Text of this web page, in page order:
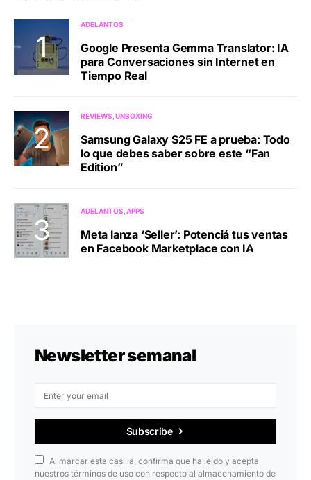
ADELANTOS
Google Presenta Gemma Translator: IA
para Conversaciones sin Internet en
Tiempo Real
REVIEWS UNBOXING
Samsung Galaxy S25 FE a prueba: Todo
lo que debes saber sobre este “Fan
Edition”
ADELANTOS APPS
Meta lanza ‘Seller’: Potenciá tus ventas
en Facebook Marketplace con IA
Newsletter semanal
Subscribe
Al marcar esta casilla, confirma que ha leído y acepta
nuestros términos de uso con respecto al almacenamiento de